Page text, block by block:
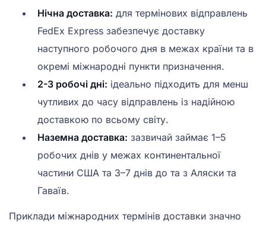
Нічна доставка: для термінових відправлень
FedEx Express забезпечує доставку
наступного робочого дня в межах країни та в
окремі міжнародні пункти призначення.
2-3 робочі дні: ідеально підходить для менш
чутливих до часу відправлень із надійною
доставкою по всьому світу.
Наземна доставка: зазвичай займає 1–5
робочих днів у межах континентальної
частини США та 3–7 днів до та з Аляски та
Гаваїв.
Приклади міжнародних термінів доставки значно